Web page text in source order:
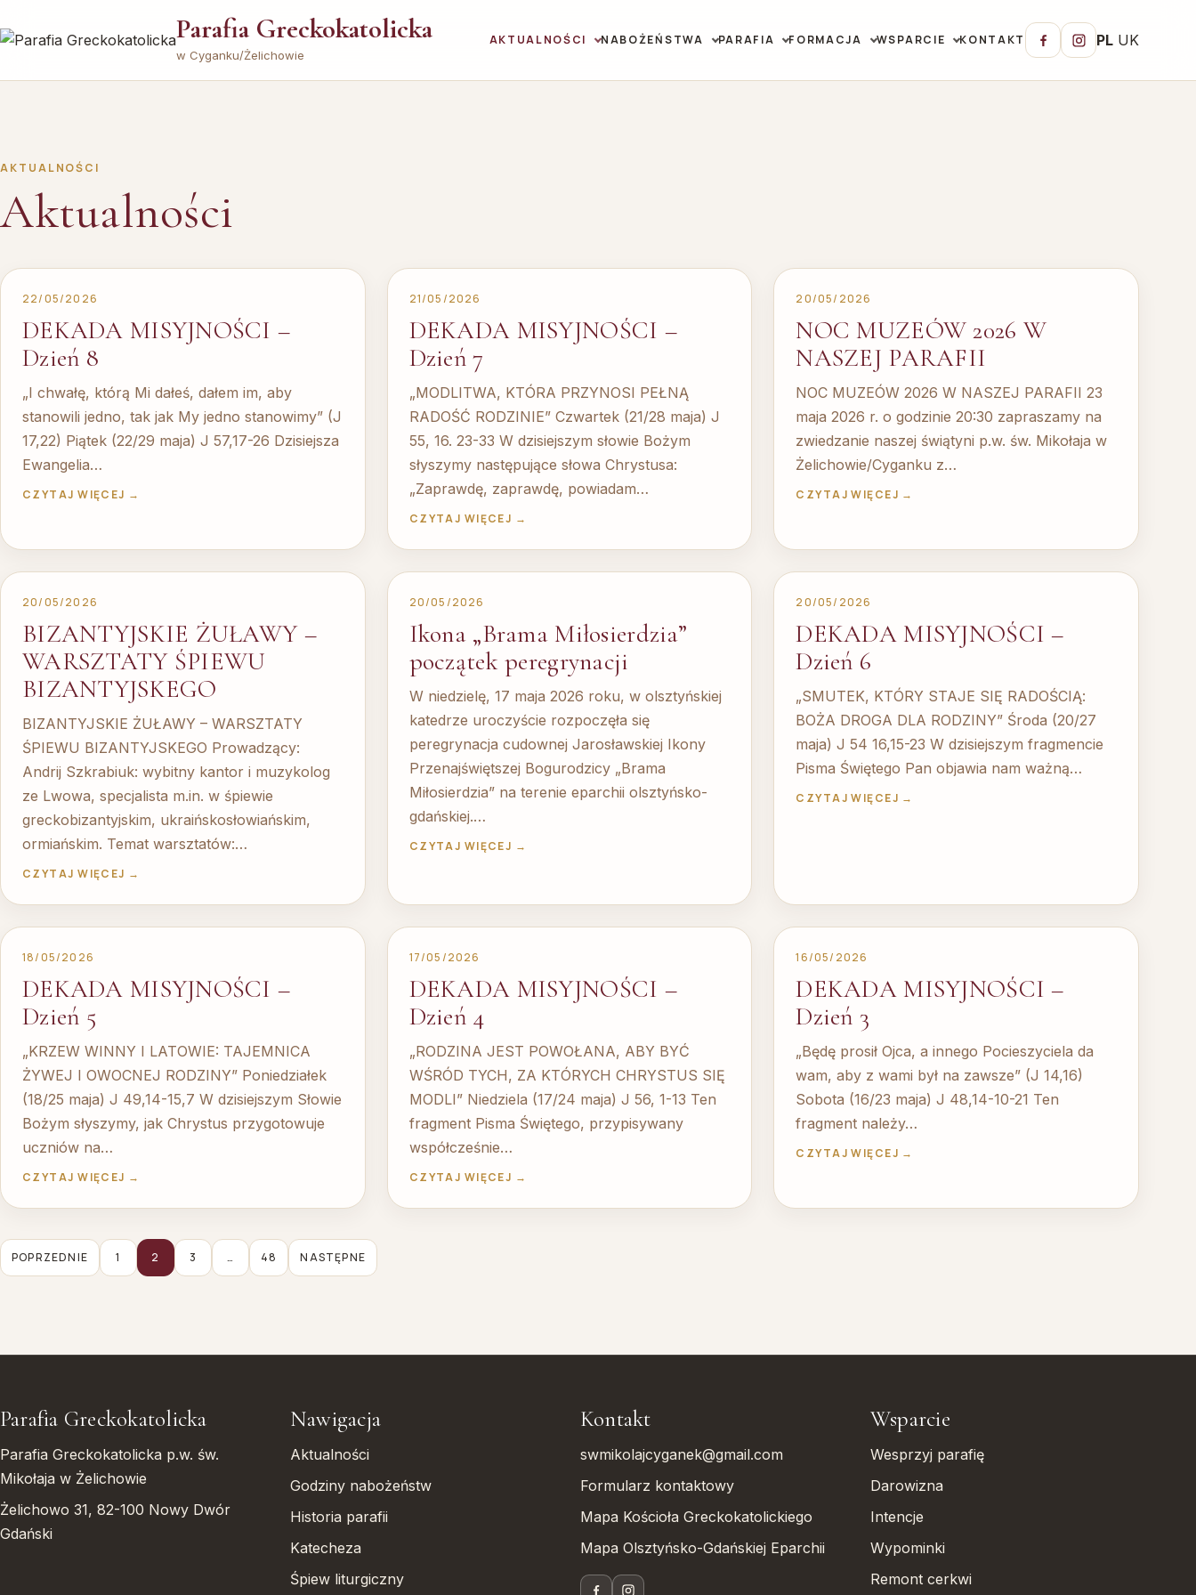
Parafia Greckokatolicka
w Cyganku/Żelichowie
AKTUALNOŚCI NABOŻEŃSTWA PARAFIA FORMACJA WSPARCIE KONTAKT PL UK
AKTUALNOŚCI
Aktualności
22/05/2026
DEKADA MISYJNOŚCI –
Dzień 8
„I chwałę, którą Mi dałeś, dałem im, aby
stanowili jedno, tak jak My jedno stanowimy” (J
17,22) Piątek (22/29 maja) J 57,17-26 Dzisiejsza
Ewangelia…
CZYTAJ WIĘCEJ →
21/05/2026
DEKADA MISYJNOŚCI –
Dzień 7
„MODLITWA, KTÓRA PRZYNOSI PEŁNĄ
RADOŚĆ RODZINIE” Czwartek (21/28 maja) J
55, 16. 23-33 W dzisiejszym słowie Bożym
słyszymy następujące słowa Chrystusa:
„Zaprawdę, zaprawdę, powiadam…
CZYTAJ WIĘCEJ →
20/05/2026
NOC MUZEÓW 2026 W
NASZEJ PARAFII
NOC MUZEÓW 2026 W NASZEJ PARAFII 23
maja 2026 r. o godzinie 20:30 zapraszamy na
zwiedzanie naszej świątyni p.w. św. Mikołaja w
Żelichowie/Cyganku z…
CZYTAJ WIĘCEJ →
20/05/2026
BIZANTYJSKIE ŻUŁAWY –
WARSZTATY ŚPIEWU
BIZANTYJSKEGO
BIZANTYJSKIE ŻUŁAWY – WARSZTATY
ŚPIEWU BIZANTYJSKEGO Prowadzący:
Andrij Szkrabiuk: wybitny kantor i muzykolog
ze Lwowa, specjalista m.in. w śpiewie
greckobizantyjskim, ukraińskosłowiańskim,
ormiańskim. Temat warsztatów:…
CZYTAJ WIĘCEJ →
20/05/2026
Ikona „Brama Miłosierdzia”
początek peregrynacji
W niedzielę, 17 maja 2026 roku, w olsztyńskiej
katedrze uroczyście rozpoczęła się
peregrynacja cudownej Jarosławskiej Ikony
Przenajświętszej Bogurodzicy „Brama
Miłosierdzia” na terenie eparchii olsztyńsko-
gdańskiej.…
CZYTAJ WIĘCEJ →
20/05/2026
DEKADA MISYJNOŚCI –
Dzień 6
„SMUTEK, KTÓRY STAJE SIĘ RADOŚCIĄ:
BOŻA DROGA DLA RODZINY” Środa (20/27
maja) J 54 16,15-23 W dzisiejszym fragmencie
Pisma Świętego Pan objawia nam ważną…
CZYTAJ WIĘCEJ →
18/05/2026
DEKADA MISYJNOŚCI –
Dzień 5
„KRZEW WINNY I LATOWIE: TAJEMNICA
ŻYWEJ I OWOCNEJ RODZINY” Poniedziałek
(18/25 maja) J 49,14-15,7 W dzisiejszym Słowie
Bożym słyszymy, jak Chrystus przygotowuje
uczniów na…
CZYTAJ WIĘCEJ →
17/05/2026
DEKADA MISYJNOŚCI –
Dzień 4
„RODZINA JEST POWOŁANA, ABY BYĆ
WŚRÓD TYCH, ZA KTÓRYCH CHRYSTUS SIĘ
MODLI” Niedziela (17/24 maja) J 56, 1-13 Ten
fragment Pisma Świętego, przypisywany
współcześnie…
CZYTAJ WIĘCEJ →
16/05/2026
DEKADA MISYJNOŚCI –
Dzień 3
„Będę prosił Ojca, a innego Pocieszyciela da
wam, aby z wami był na zawsze” (J 14,16)
Sobota (16/23 maja) J 48,14-10-21 Ten
fragment należy…
CZYTAJ WIĘCEJ →
Stronicowanie
wpisów
POPRZEDNIE 1 2 3 … 48 NASTĘPNE
Parafia Greckokatolicka
Parafia Greckokatolicka p.w. św.
Mikołaja w Żelichowie
Żelichowo 31, 82-100 Nowy Dwór
Gdański
Nawigacja
Aktualności
Godziny nabożeństw
Historia parafii
Katecheza
Śpiew liturgiczny
Kontakt
swmikolajcyganek@gmail.com
Formularz kontaktowy
Mapa Kościoła Greckokatolickiego
Mapa Olsztyńsko-Gdańskiej Eparchii
Wsparcie
Wesprzyj parafię
Darowizna
Intencje
Wypominki
Remont cerkwi